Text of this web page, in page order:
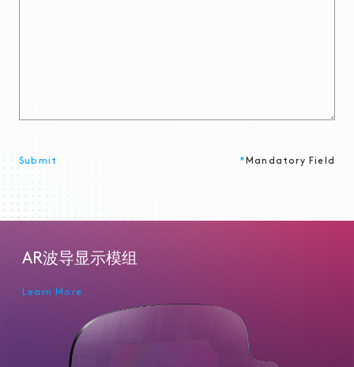
Submit * Mandatory Field
AR波导显示模组
Learn More